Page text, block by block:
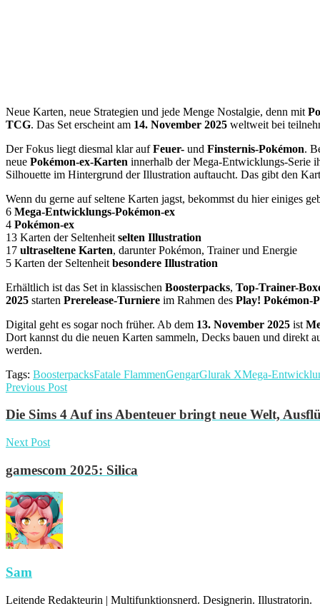
Neue Karten, neue Strategien und jede Menge Nostalgie, denn mit
TCG. Das Set erscheint am 14. November 2025 weltweit bei
Der Fokus liegt diesmal klar aufFeuer- und Finsternis-Pokémon.
neue Pokémon-ex-Karten innerhalb der Mega-Entwicklungs-Serie
Silhouette im Hintergrund der Illustration auftaucht. Das gibt den
Wenn du gerne auf seltene Karten jagst, bekommst du hier einiges
6 Mega-Entwicklungs-Pokémon-ex
4 Pokémon-ex
13 Karten der Seltenheit selten Illustration
17 ultraseltene Karten, darunter Pokémon, Trainer und Energie
5 Karten der Seltenheit besondere Illustration
Erhältlich ist das Set in klassischen Boosterpacks, Top-Trainer-
2025 starten Prerelease-Turniere im Rahmen des Play! Pokémon-
Digital geht es sogar noch früher. Ab dem 13. November 2025 ist
Dort kannst du die neuen Karten sammeln, Decks bauen und direkt
werden.
Tags: BoosterpacksFatale FlammenGengarGlurak XMega-
Previous Post
Die Sims 4 Auf ins Abenteuer bringt neue Welt,
Next Post
gamescom 2025: Silica
Sam
Leitende Redakteurin | Multifunktionsnerd. Designerin. Illustratorin.